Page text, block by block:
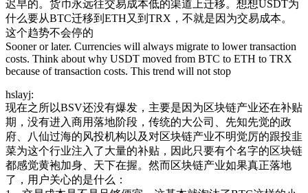
迟早的。货币永远往交易成本低的渠道上迁移。想想USDT为
什么要从BTC迁移到ETH又到TRX，不就是因为交易成本。
这个趋势不会停的
Sooner or later. Currencies will always migrate to lower transaction
costs. Think about why USDT moved from BTC to ETH to TRX
because of transaction costs. This trend will not stop
hslayj:
现在之所以BSV还没有爆发，主要是因为区块链产业还在补贴
期，没有进入商用落地阶段，传统的大公司、先知先觉的政
府、八仙过海的风投机构以及对区块链产业不明觉厉的跟投韭
菜为这个行业注入了大量的补贴，因此只要有个名字的区块链
都感觉黄袍加身、天下在握。然而区块链产业如果真正落地
了，用户关心的是什么：